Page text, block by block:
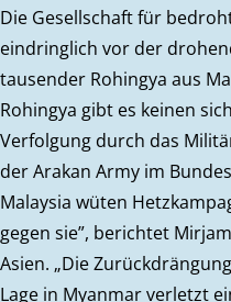
Die Gesellschaft für
eindringlich vor der
tausender Rohingya aus
Rohingya gibt es keinen
Verfolgung durch das
der Arakan Army im
Malaysia wüten
gegen sie”, berichtet
Asien. „Die
Lage in Myanmar verletzt